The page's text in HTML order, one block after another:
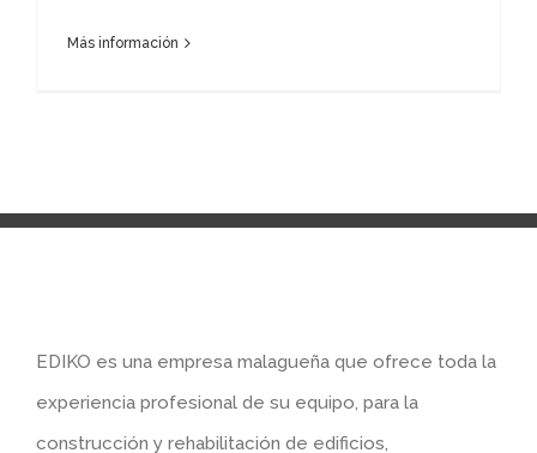
Más información
EDIKO es una empresa malagueña que ofrece toda la
experiencia profesional de su equipo, para la
construcción y rehabilitación de edificios,